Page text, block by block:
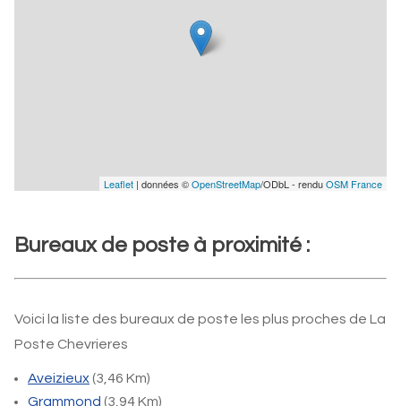
Leaflet | données ©OpenStreetMap/ODbL - renduOSM France
Bureaux de poste à proximité :
Voici la liste des bureaux de poste les plus proches de La
Poste Chevrieres
Aveizieux(3,46 Km)
Grammond (3,94 Km)